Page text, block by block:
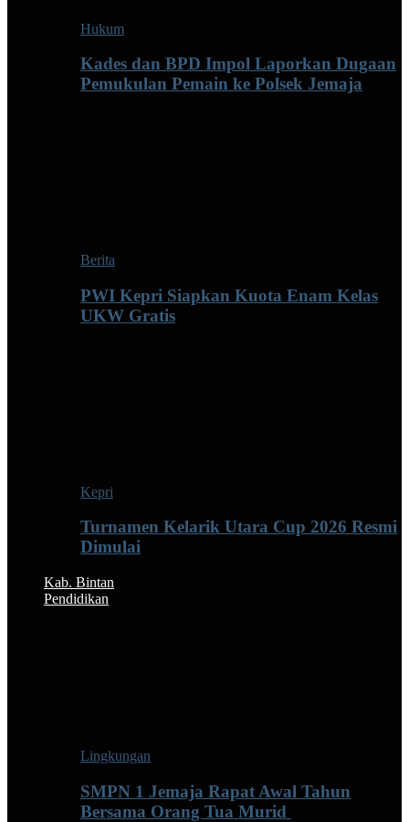
Hukum
Kades dan BPD Impol Laporkan Dugaan
Pemukulan Pemain ke Polsek Jemaja
Berita
PWI Kepri Siapkan Kuota Enam Kelas
UKW Gratis
Kepri
Turnamen Kelarik Utara Cup 2026 Resmi
Dimulai
Kab. Bintan
Pendidikan
Lingkungan
SMPN 1 Jemaja Rapat Awal Tahun
Bersama Orang Tua Murid ‎